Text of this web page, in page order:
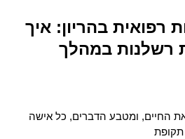
רפואית בהריון: איך
רשלנות במהלך
החיים, ומטבע הדברים, כל אישה
תקופת